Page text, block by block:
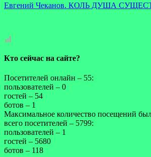
Евгений Чеканов. КОЛЬ ДУША
Кто сейчас на сайте?
Посетителей онлайн – 55:
пользователей – 0
гостей – 54
ботов – 1
Максимальное количество посещений
всего посетителей – 5799:
пользователей – 1
гостей – 5680
ботов – 118